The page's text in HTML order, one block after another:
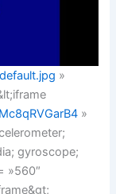
»
»
gyroscope;
»560″